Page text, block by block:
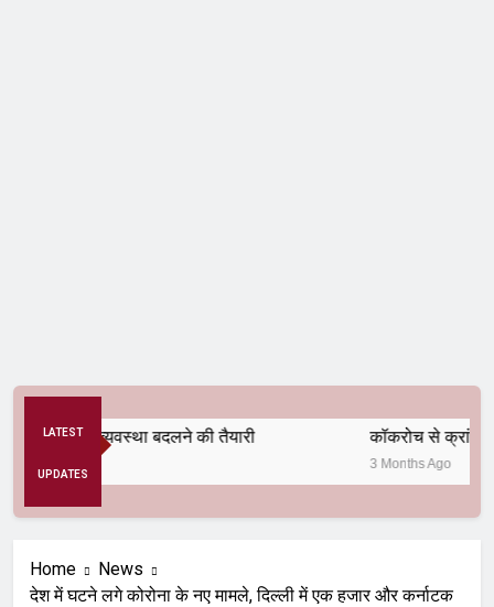
LATEST
UPDATES
अनैतिक व्यवस्था बदलने की तैयारी कॉकरोच से क्रांति तक
3 Months Ago
Home
News
देश में घटने लगे कोरोना के नए मामले, दिल्ली में एक हजार और कर्नाटक